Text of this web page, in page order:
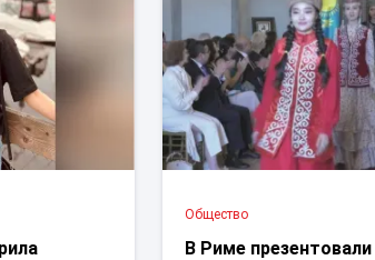
Общество
В Риме презентовали